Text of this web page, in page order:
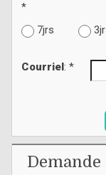
*
7jrs
Courriel : *